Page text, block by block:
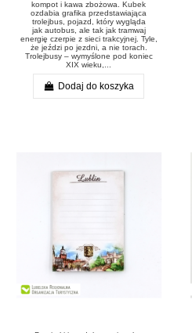
kompot i kawa zbożowa. Kubek
ozdabia grafika przedstawiająca
trolejbus, pojazd, który wygląda
jak autobus, ale tak jak tramwaj
energię czerpie z sieci trakcyjnej. Tyle,
że jeździ po jezdni, a nie torach.
Trolejbusy – wymyślone pod koniec
XIX wieku,...
Dodaj do koszyka